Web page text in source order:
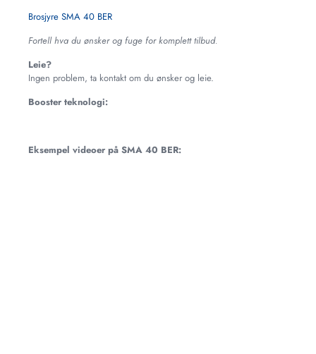
Brosjyre SMA 40 BER
Fortell hva du ønsker og fuge for komplett tilbud.
Leie?
Ingen problem, ta kontakt om du ønsker og leie.
Booster teknologi:
Eksempel videoer på SMA 40 BER: